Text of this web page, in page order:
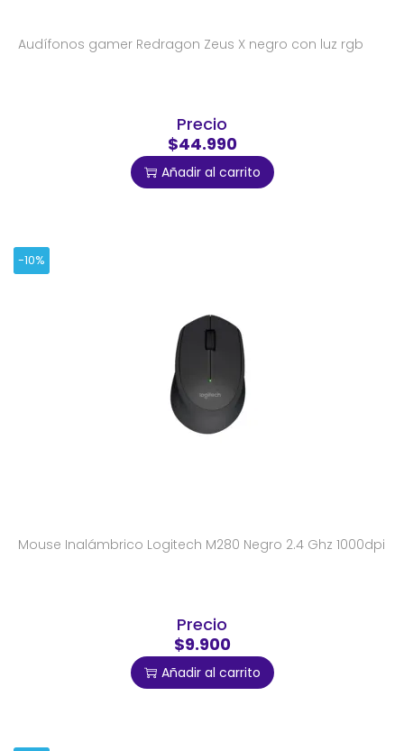
Audífonos gamer Redragon Zeus X negro con luz rgb
Precio
$44.990
Añadir al carrito
-10%
Mouse Inalámbrico Logitech M280 Negro 2.4 Ghz 1000dpi
Precio
$9.900
Añadir al carrito